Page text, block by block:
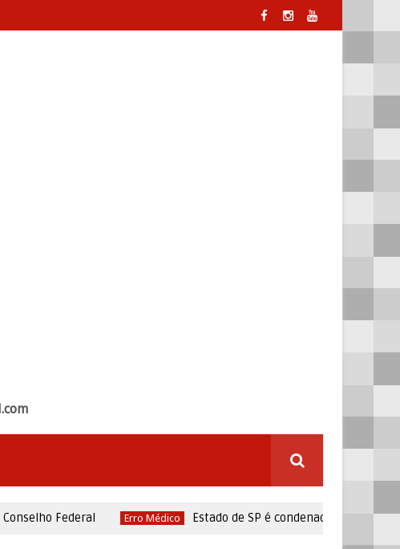
Federal Erro Médico Estado de SP é condenado em R$ 50 mil